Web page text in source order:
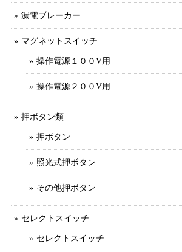
漏電ブレーカー
マグネットスイッチ
操作電源１００V用
操作電源２００V用
押ボタン類
押ボタン
照光式押ボタン
その他押ボタン
セレクトスイッチ
セレクトスイッチ